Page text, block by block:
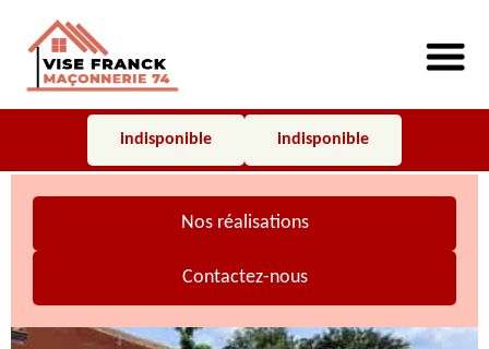
indisponible indisponible
Nos réalisations
Contactez-nous